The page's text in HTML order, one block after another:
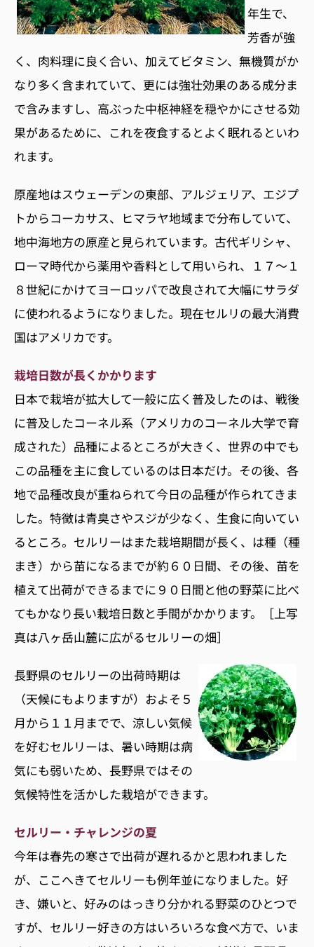
年生で、
芳香が強
く、肉料理に良く合い、加えてビタミン、無機質がか
なり多く含まれていて、更には強壮効果のある成分ま
で含みますし、高ぶった中枢神経を穏やかにさせる効
果があるために、これを夜食するとよく眠れるといわ
れます。
原産地はスウェーデンの東部、アルジェリア、エジプ
トからコーカサス、ヒマラヤ地域まで分布していて、
地中海地方の原産と見られています。古代ギリシャ、
ローマ時代から薬用や香料として用いられ、１７〜１
８世紀にかけてヨーロッパで改良されて大幅にサラダ
に使われるようになりました。現在セルリの最大消費
国はアメリカです。
栽培日数が長くかかります
日本で栽培が拡大して一般に広く普及したのは、戦後
に普及したコーネル系（アメリカのコーネル大学で育
成された）品種によるところが大きく、世界の中でも
この品種を主に食しているのは日本だけ。その後、各
地で品種改良が重ねられて今日の品種が作られてきま
した。特徴は青臭さやスジが少なく、生食に向いてい
るところ。セルリーはまた栽培期間が長く、は種（種
まき）から苗になるまでが約６０日間、その後、苗を
植えて出荷ができるまでに９０日間と他の野菜に比べ
てもかなり長い栽培日数と手間がかかります。［上写
真は八ヶ岳山麓に広がるセルリーの畑］
長野県のセルリーの出荷時期は
（天候にもよりますが）およそ５
月から１１月までで、涼しい気候
を好むセルリーは、暑い時期は病
気にも弱いため、長野県ではその
気候特性を活かした栽培ができます。
セルリー・チャレンジの夏
今年は春先の寒さで出荷が遅れるかと思われました
が、ここへきてセルリーも例年並になりました。好
き、嫌いと、好みのはっきり分かれる野菜のひとつで
すが、セルリー好きの方はいろいろな食べ方で、いま